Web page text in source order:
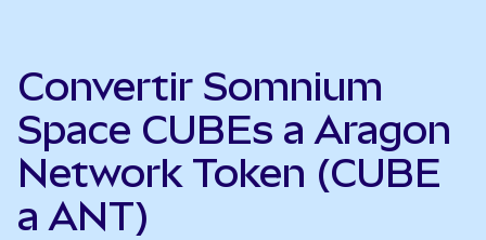
Convertir Somnium
Space CUBEs a Aragon
Network Token (CUBE
a ANT)